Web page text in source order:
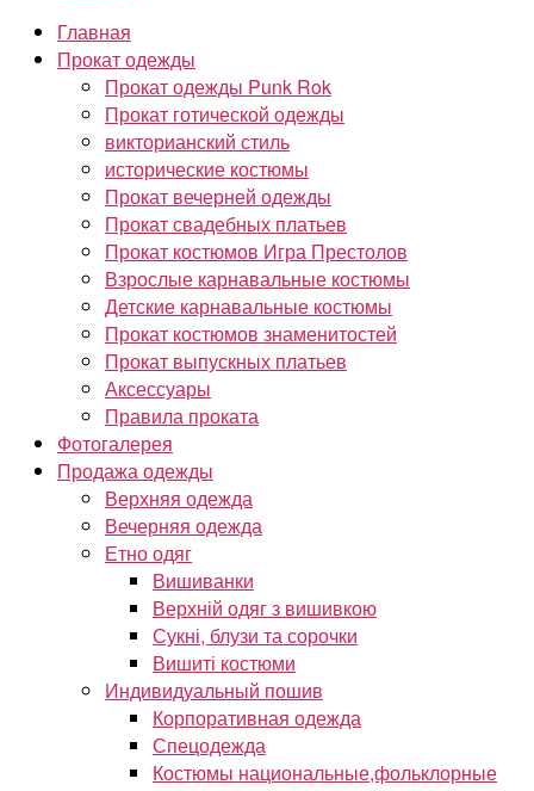
Главная
Прокат одежды
Прокат одежды Punk Rok
Прокат готической одежды
викторианский стиль
исторические костюмы
Прокат вечерней одежды
Прокат свадебных платьев
Прокат костюмов Игра Престолов
Взрослые карнавальные костюмы
Детские карнавальные костюмы
Прокат костюмов знаменитостей
Прокат выпускных платьев
Аксессуары
Правила проката
Фотогалерея
Продажа одежды
Верхняя одежда
Вечерняя одежда
Етно одяг
Вишиванки
Верхній одяг з вишивкою
Сукні, блузи та сорочки
Вишиті костюми
Индивидуальный пошив
Корпоративная одежда
Спецодежда
Костюмы национальные,фольклорные